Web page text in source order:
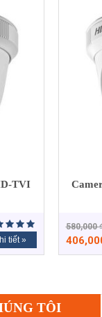
TVI
tiết »
580,000
TÔI